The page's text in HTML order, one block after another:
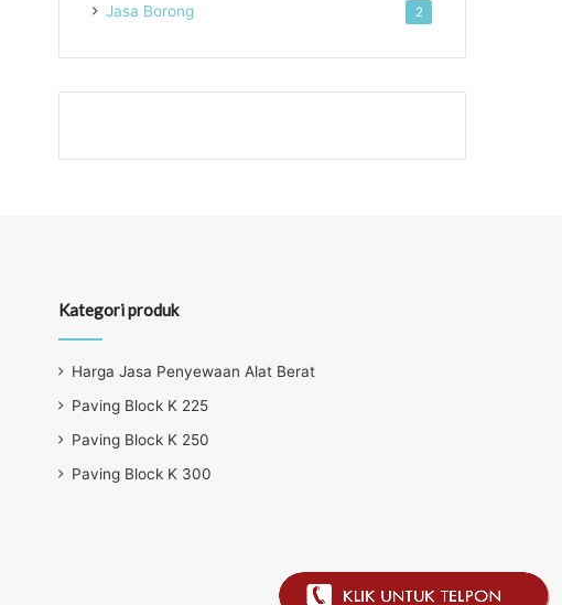
Jasa Borong 2
Kategori produk
Harga Jasa Penyewaan Alat Berat
Paving Block K 225
Paving Block K 250
Paving Block K 300